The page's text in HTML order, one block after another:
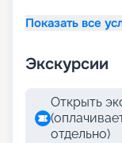
Показать все
Экскурсии
Открыть
отдельно)